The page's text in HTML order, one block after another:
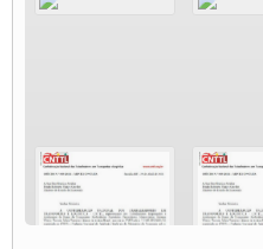
Participe da Campanha Fora Bolsonaro
CNTTL e FECOOTAC apoiam
MODAL-LIVE#8 - Lideranças sindicais
O PAPEL DA ITF E FUTAC NAS
ESCALA GLOBAL E DA DEFESA
Modal-Live #6: Com participação
Ciências da Comunicação da USP,